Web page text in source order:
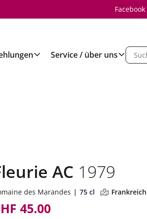
Facebook
Service / über uns
AC 1979
des Marandes 75 cl
45.00